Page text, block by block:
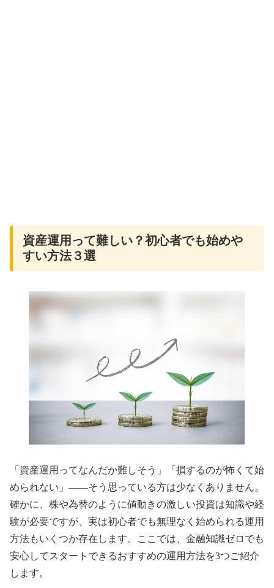
資産運用って難しい？初心者でも始めや
すい方法３選
「資産運用ってなんだか難しそう」「損するのが怖くて始
められない」——そう思っている方は少なくありません。
確かに、株や為替のように値動きの激しい投資は知識や経
験が必要ですが、実は初心者でも無理なく始められる運用
方法もいくつか存在します。ここでは、金融知識ゼロでも
安心してスタートできるおすすめの運用方法を3つご紹介
します。